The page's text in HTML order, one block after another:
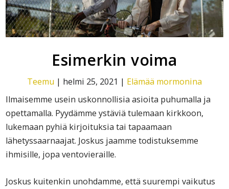
Esimerkin voima
Teemu | helmi 25, 2021 | Elämää mormonina
Ilmaisemme usein uskonnollisia asioita puhumalla ja
opettamalla. Pyydämme ystäviä tulemaan kirkkoon,
lukemaan pyhiä kirjoituksia tai tapaamaan
lähetyssaarnaajat. Joskus jaamme todistuksemme
ihmisille, jopa ventovieraille.
Joskus kuitenkin unohdamme, että suurempi vaikutus